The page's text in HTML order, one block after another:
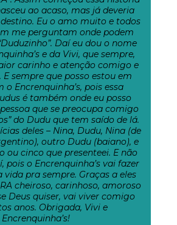
ao acaso, mas já deveria
Eu o amo muito e todos
me perguntam onde podem
Daí eu dou o nome
e da Vivi, que sempre,
carinho e atenção comigo e
sempre que posso estou em
Encrenquinha’s, pois essa
é também onde eu posso
que se preocupa comigo
do Dudu que tem saído de lá.
deles – Nina, Dudu, Nina (de
outro Dudu (baiano), e
ou cinco que presenteei. E não
pois o Encrenquinha’s vai fazer
pra sempre. Graças a eles
cheiroso, carinhoso, amoroso
Deus quiser, vai viver comigo
anos. Obrigada, Vivi e
Encrenquinha’s!